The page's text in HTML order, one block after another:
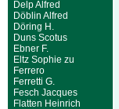
Delp Alfred
Döblin Alfred
Döring H.
Duns Scotus
Ebner F.
Eltz Sophie zu
Ferrero
Ferretti G.
Fesch Jacques
Flatten Heinrich